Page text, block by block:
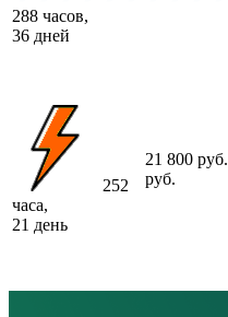
288 часов,
36 дней
252
часа,
21 день
21 800 руб.
руб.